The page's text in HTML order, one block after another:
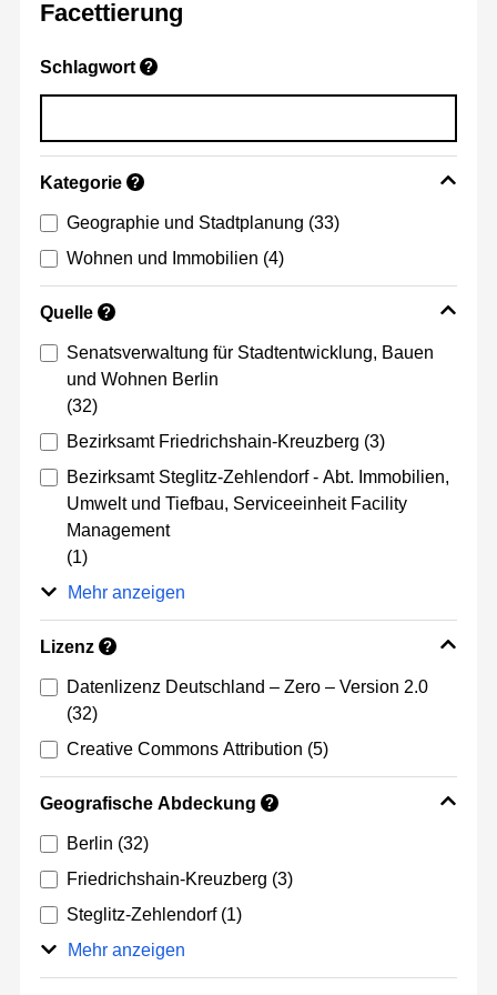
Facettierung
Schlagwort ?
Kategorie ?
Geographie und Stadtplanung (33)
Wohnen und Immobilien (4)
Quelle ?
Senatsverwaltung für Stadtentwicklung, Bauen
und Wohnen Berlin
(32)
Bezirksamt Friedrichshain-Kreuzberg (3)
Bezirksamt Steglitz-Zehlendorf - Abt. Immobilien,
Umwelt und Tiefbau, Serviceeinheit Facility
Management
(1)
Mehr anzeigen
Lizenz ?
Datenlizenz Deutschland – Zero – Version 2.0
(32)
Creative Commons Attribution (5)
Geografische Abdeckung ?
Berlin (32)
Friedrichshain-Kreuzberg (3)
Steglitz-Zehlendorf (1)
Mehr anzeigen